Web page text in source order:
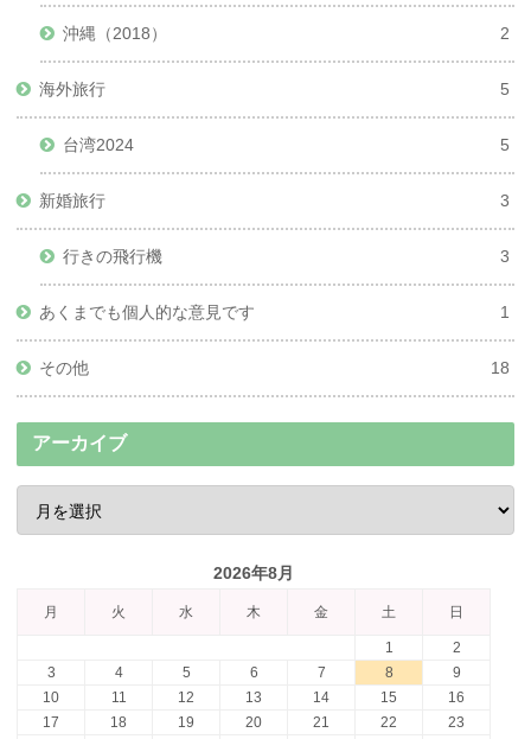
沖縄（2018） 2
海外旅行 5
台湾2024 5
新婚旅行 3
行きの飛行機 3
あくまでも個人的な意見です 1
その他 18
アーカイブ
2026年8月
月 火 水 木 金 土 日
1
2
3
4 5 6 7 8
9
10
11 12 13 14 15
16
17
18 19 20 21 22
23